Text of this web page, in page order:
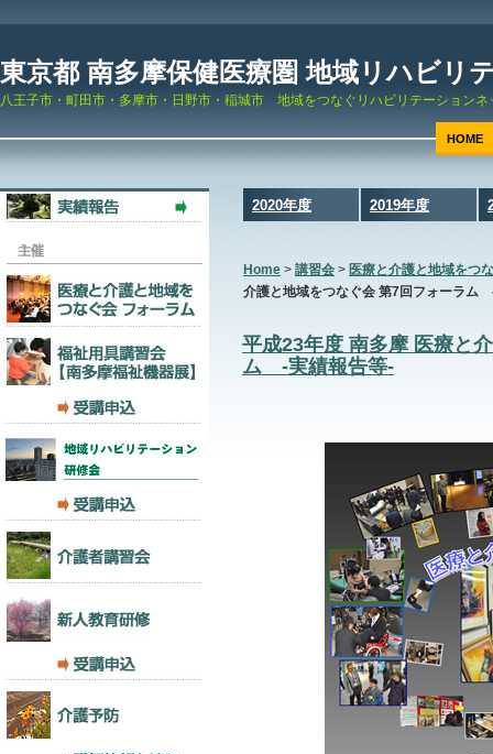
東京都 南多摩保健医療圏 地域リハビリ
八王子市・町田市・多摩市・日野市・稲城市 地域をつなぐリハビリテーションネ
HOME
2020年度 2019年度
Home > 講習会 > 医療と介護と地域をつ
介護と地域をつなぐ会 第7回フォーラム
平成23年度 南多摩 医療と
ム -実績報告等-